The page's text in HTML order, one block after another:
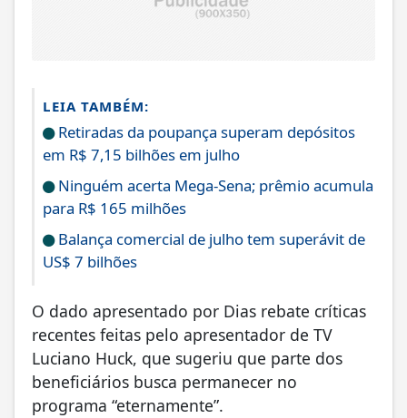
LEIA TAMBÉM:
Retiradas da poupança superam depósitos
em R$ 7,15 bilhões em julho
Ninguém acerta Mega-Sena; prêmio acumula
para R$ 165 milhões
Balança comercial de julho tem superávit de
US$ 7 bilhões
O dado apresentado por Dias rebate críticas
recentes feitas pelo apresentador de TV
Luciano Huck, que sugeriu que parte dos
beneficiários busca permanecer no
programa “eternamente”.